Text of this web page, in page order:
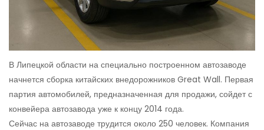
В Липецкой области на специально построенном автозаводе
начнется сборка китайских внедорожников Great Wall. Первая
партия автомобилей, предназначенная для продажи, сойдет с
конвейера автозавода уже к концу 2014 года.
Сейчас на автозаводе трудится около 250 человек. Компания